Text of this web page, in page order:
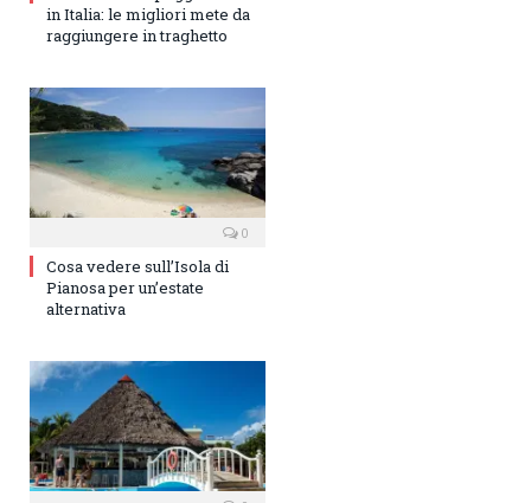
in Italia: le migliori mete da
raggiungere in traghetto
0
Cosa vedere sull’Isola di
Pianosa per un’estate
alternativa